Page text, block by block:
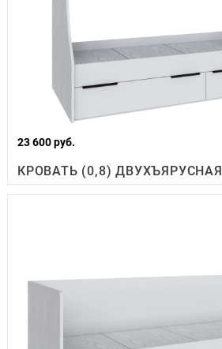
23 600 руб.
КРОВАТЬ (0,8) ДВУХЪЯРУСНАЯ